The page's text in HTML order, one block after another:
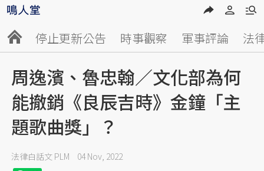
停止更新公告 時事觀察 軍事評論 法
周逸濱、魯忠翰／文化部為何
能撤銷《良辰吉時》金鐘「主
題歌曲獎」？
法律白話文 PLM 04 Nov, 2022